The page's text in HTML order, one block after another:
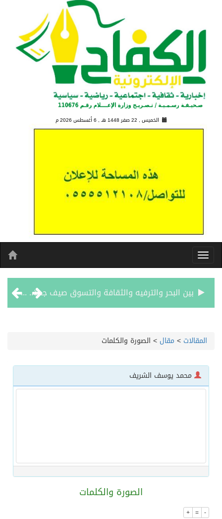
الخميس , 22 صفر 1448 هـ , 6 أغسطس 2026 م
بين البحر والترفيه والثقافة والتسوق صيف جدة.. شواطئ رائعة وأنشطة متنوعة ووجهات تناسب كل الأذواق
المدرب الكويتي – ماهر يدرب نادي جدة
مفتى جمهورية مصر العربية الوعي الديني الصحيح يصوغ شخصيةً قياديةً متوازنةً تجمع بين العلم والأخلاق والعمل
المقالات > مقال > الصورة والكلمات
محمد يوسف الشريف
الصورة والكلمات
+ = -